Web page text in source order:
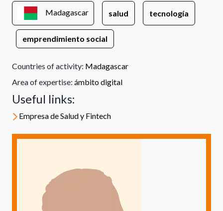
Madagascar salud tecnología
emprendimiento social
Countries of activity: Madagascar
Area of expertise: ámbito digital
Useful links:
Empresa de Salud y Fintech